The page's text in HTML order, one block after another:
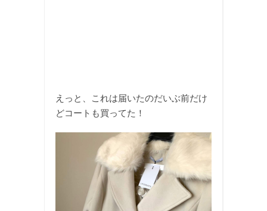
えっと、これは届いたのだいぶ前だけ
どコートも買ってた！